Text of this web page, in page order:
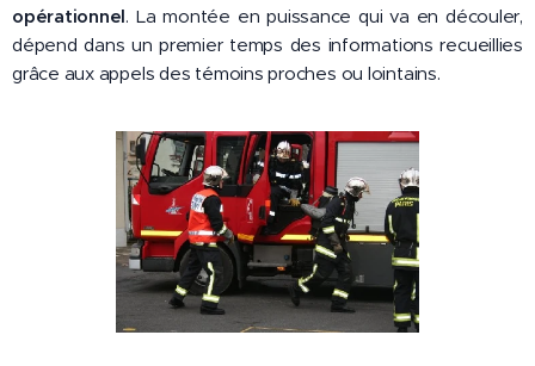
opérationnel. La montée en puissance qui va en découler,
dépend dans un premier temps des informations recueillies
grâce aux appels des témoins proches ou lointains.